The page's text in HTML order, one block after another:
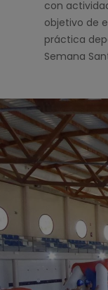
con
objetivo de
práctica
Semana